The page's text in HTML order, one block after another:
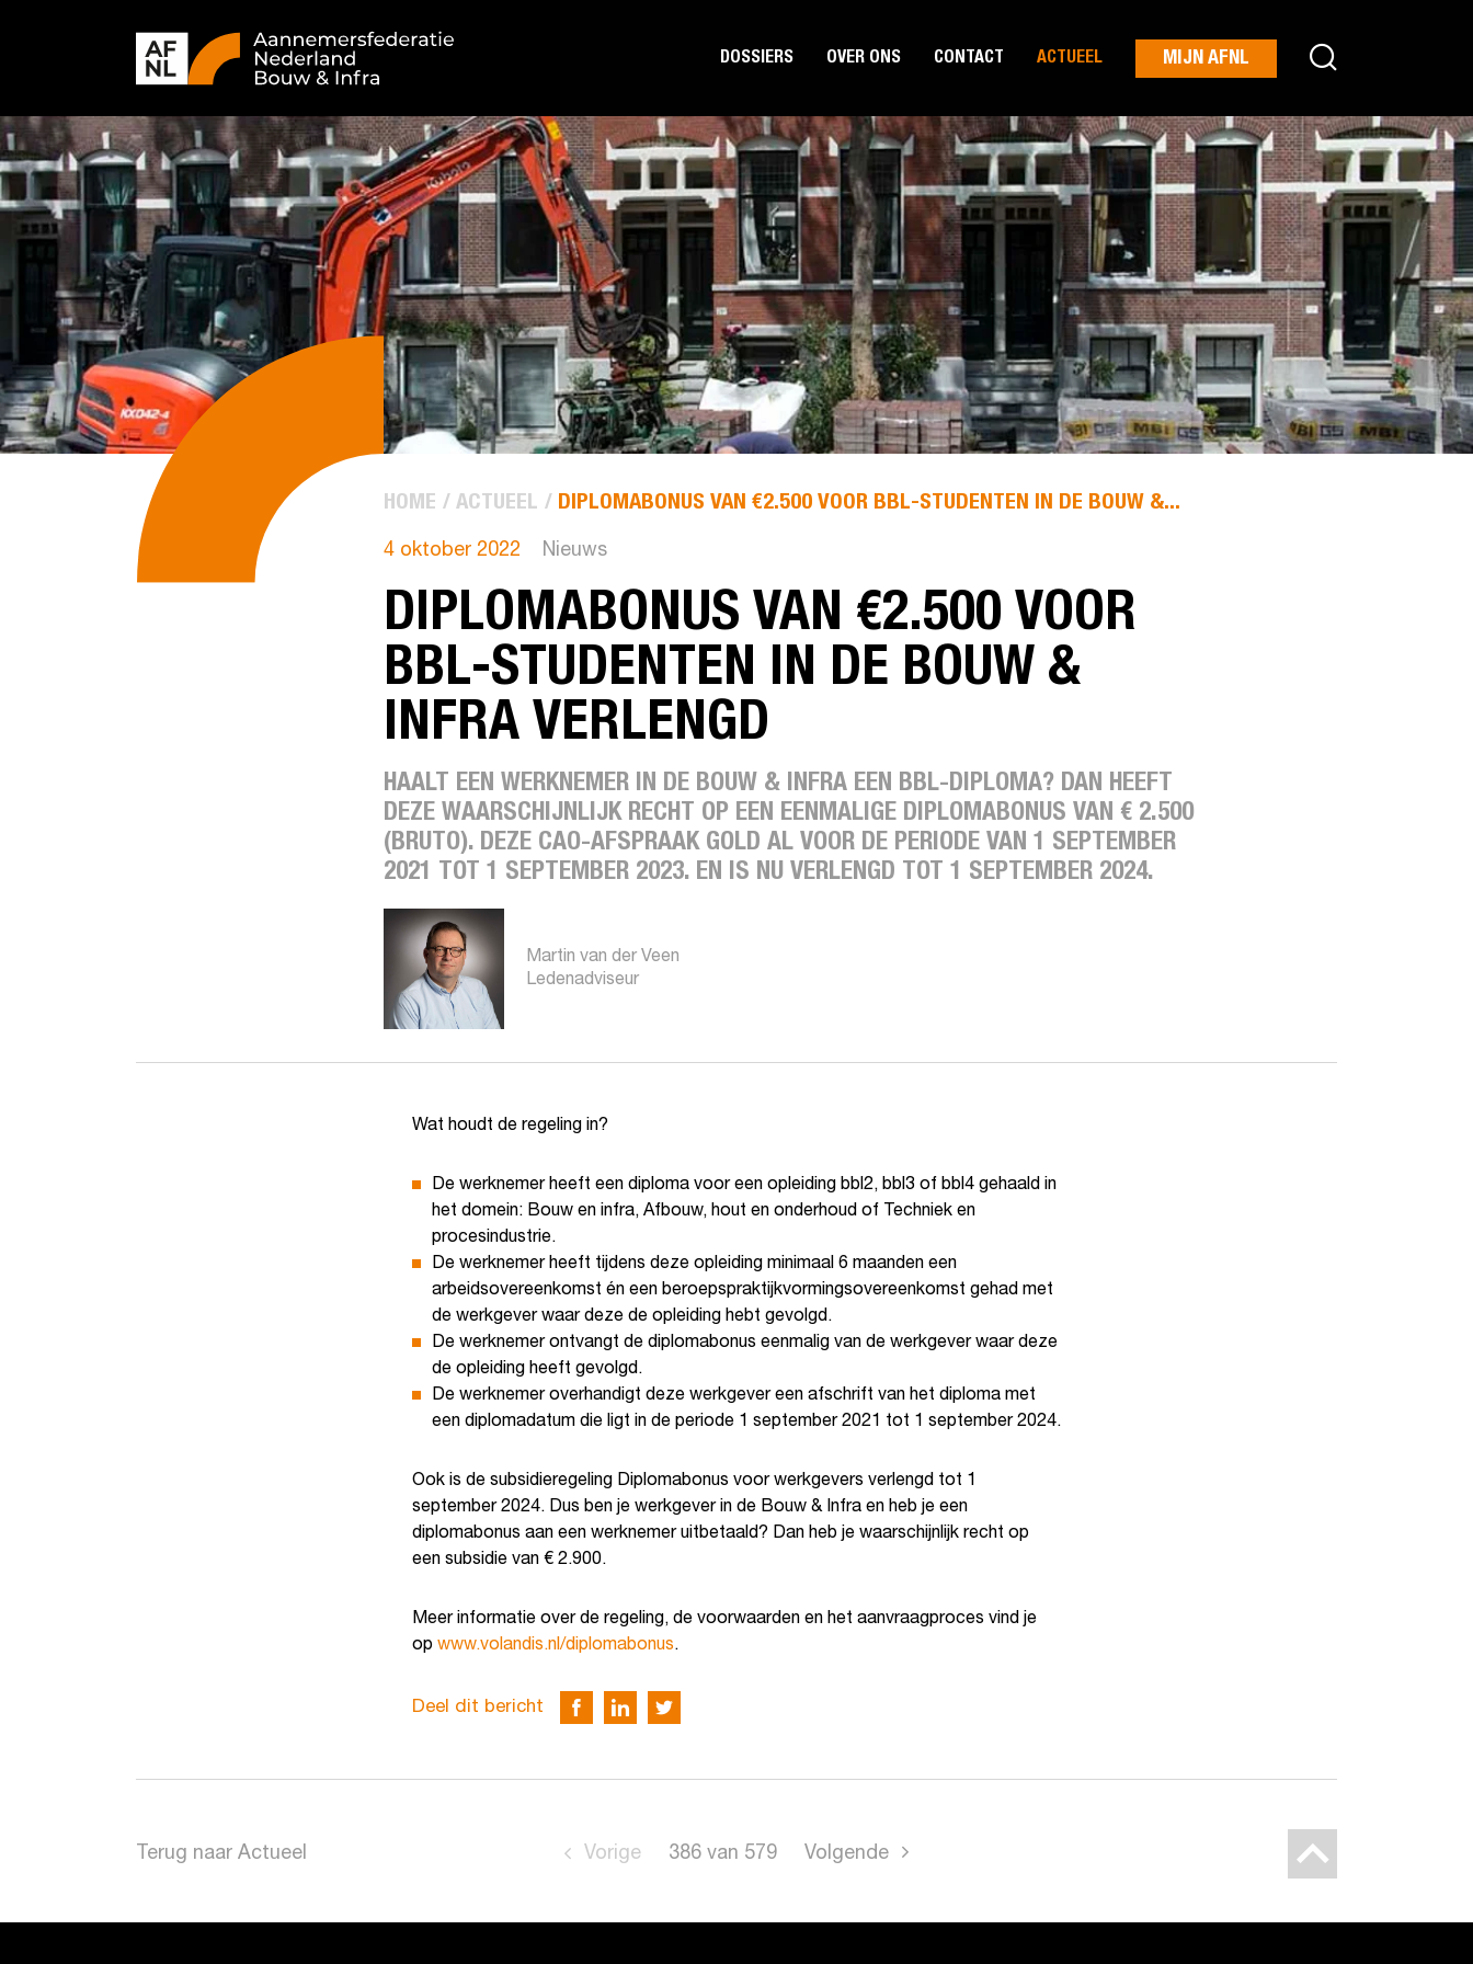
DOSSIERS OVER ONS CONTACT ACTUEEL MIJN AFNL
HOME ACTUEEL DIPLOMABONUS VAN €2.500 VOOR BBL-STUDENTEN IN DE BOUW &...
4 oktober 2022 Nieuws
DIPLOMABONUS VAN €2.500 VOOR
BBL-STUDENTEN IN DE BOUW &
INFRA VERLENGD
HAALT EEN WERKNEMER IN DE BOUW & INFRA EEN BBL-DIPLOMA? DAN HEEFT
DEZE WAARSCHIJNLIJK RECHT OP EEN EENMALIGE DIPLOMABONUS VAN € 2.500
(BRUTO). DEZE CAO-AFSPRAAK GOLD AL VOOR DE PERIODE VAN 1 SEPTEMBER
2021 TOT 1 SEPTEMBER 2023. EN IS NU VERLENGD TOT 1 SEPTEMBER 2024.
Martin van der Veen
Ledenadviseur
Wat houdt de regeling in?
De werknemer heeft een diploma voor een opleiding bbl2, bbl3 of bbl4 gehaald in
het domein: Bouw en infra, Afbouw, hout en onderhoud of Techniek en
procesindustrie.
De werknemer heeft tijdens deze opleiding minimaal 6 maanden een
arbeidsovereenkomst én een beroepspraktijkvormingsovereenkomst gehad met
de werkgever waar deze de opleiding hebt gevolgd.
De werknemer ontvangt de diplomabonus eenmalig van de werkgever waar deze
de opleiding heeft gevolgd.
De werknemer overhandigt deze werkgever een afschrift van het diploma met
een diplomadatum die ligt in de periode 1 september 2021 tot 1 september 2024.
Ook is de subsidieregeling Diplomabonus voor werkgevers verlengd tot 1
september 2024. Dus ben je werkgever in de Bouw & Infra en heb je een
diplomabonus aan een werknemer uitbetaald? Dan heb je waarschijnlijk recht op
een subsidie van € 2.900.
Meer informatie over de regeling, de voorwaarden en het aanvraagproces vind je
op www.volandis.nl/diplomabonus .
Deel dit bericht
Terug naar Actueel Vorige 386van 579 Volgende